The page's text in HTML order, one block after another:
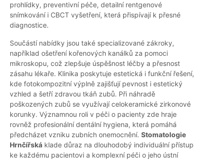
prohlídky, preventivní péče, detailní rentgenové
snímkování i CBCT vyšetření, která přispívají k přesné
diagnostice.
Součástí nabídky jsou také specializované zákroky,
například ošetření kořenových kanálků za pomoci
mikroskopu, což zlepšuje úspěšnost léčby a přesnost
zásahu lékaře. Klinika poskytuje estetická i funkční řešení,
kde fotokompozitní výplně zajišťují pevnost i estetický
vzhled a šetří zdravou tkáň zubů. Při náhradě
poškozených zubů se využívají celokeramické zirkonové
korunky. Významnou roli v péči o pacienty zde hraje
rovněž profesionální dentální hygiena, která pomáhá
předcházet vzniku zubních onemocnění. Stomatologie
Hrnčířská klade důraz na dlouhodobý individuální přístup
ke každému pacientovi a komplexní péči o jeho ústní